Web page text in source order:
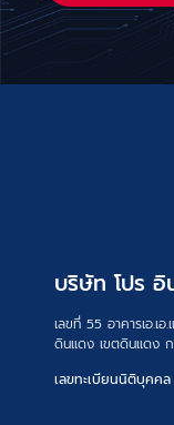
บริษัท โปร อิ
เลขที่ 55 อาคารเอ.
ดินแดง เขตดินแดง
เลขทะเบียนนิติบุคคล